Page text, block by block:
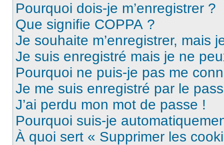
Pourquoi dois-je m’enregistrer ?
Que signifie COPPA ?
Je souhaite m’enregistrer, mais
Je suis enregistré mais je ne
Pourquoi ne puis-je pas me
Je me suis enregistré par le
J’ai perdu mon mot de passe !
Pourquoi suis-je
À quoi sert « Supprimer les